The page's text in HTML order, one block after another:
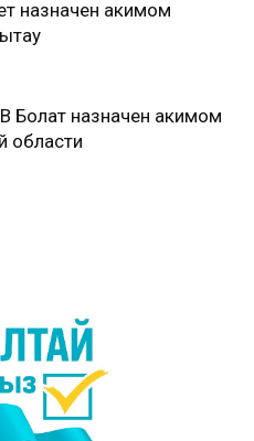
назначен акимом
назначен акимом
области